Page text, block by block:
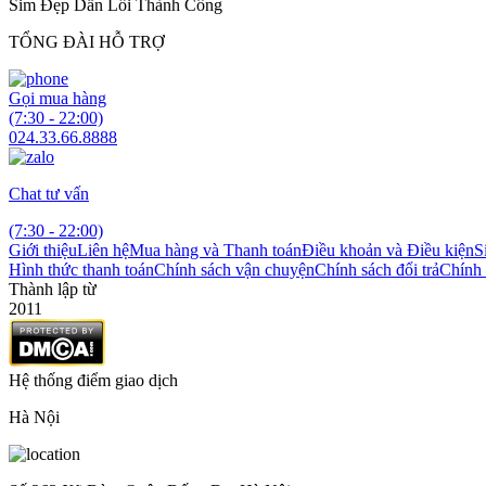
Sim Đẹp Dẫn Lối Thành Công
TỔNG ĐÀI HỖ TRỢ
Gọi mua hàng
(7:30 - 22:00)
024.33.66.8888
Chat tư vấn
(7:30 - 22:00)
Giới thiệuLiên hệMua hàng và Thanh toánĐiều khoản và Điều kiện
Hình thức thanh toánChính sách vận chuyệnChính sách đổi trảChính
Thành lập từ
2011
Hệ thống điểm giao dịch
Hà Nội